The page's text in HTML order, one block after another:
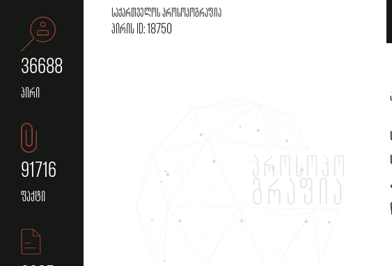
36688
პირი
91716
ფაქტი
საქართველოს პროსოპოგრაფია
პირის ID: 18750